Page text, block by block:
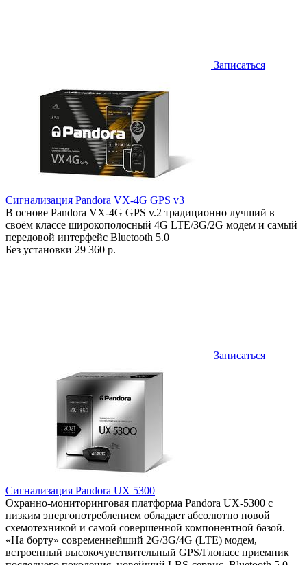
Записаться
Сигнализация Pandora VX-4G GPS v3
В основе Pandora VX-4G GPS v.2 традиционно лучший в
своём классе широкополосный 4G LTE/3G/2G модем и самый
передовой интерфейс Bluetooth 5.0
Без установки 29 360 р.
Записаться
Сигнализация Pandora UX 5300
Охранно-мониторинговая платформа Pandora UX-5300 с
низким энергопотреблением обладает абсолютно новой
схемотехникой и самой совершенной компонентной базой.
«На борту» современнейший 2G/3G/4G (LTE) модем,
встроенный высокочувствительный GPS/Глонасс приемник